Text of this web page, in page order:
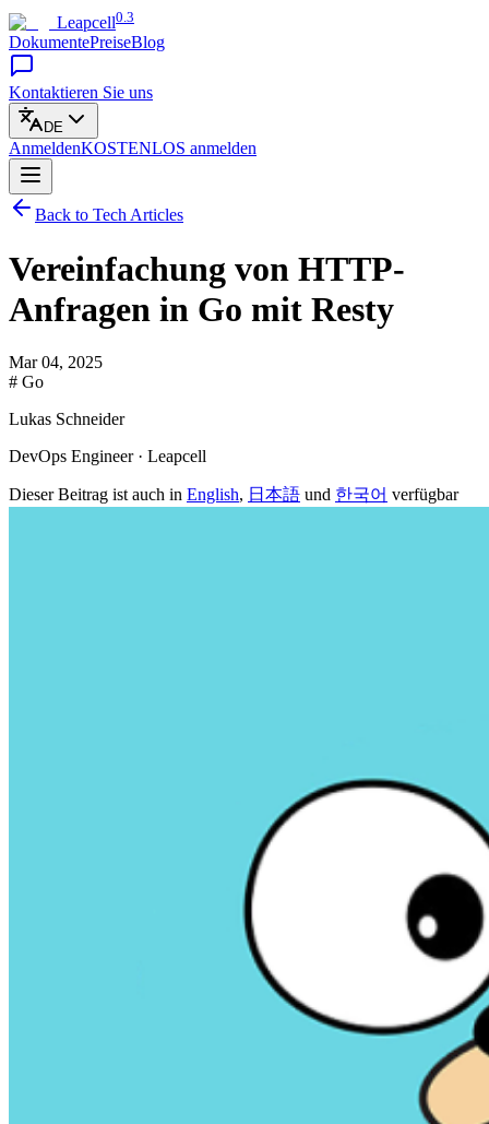
Leapcell0.3
DokumentePreiseBlog
Kontaktieren Sie uns
DE
AnmeldenKOSTENLOS anmelden
Back to Tech Articles
Vereinfachung von HTTP-
Anfragen in Go mit Resty
Mar 04, 2025
# Go
Lukas Schneider
DevOps Engineer · Leapcell
Dieser Beitrag ist auch in English, 日本語 und 한국어 verfügbar